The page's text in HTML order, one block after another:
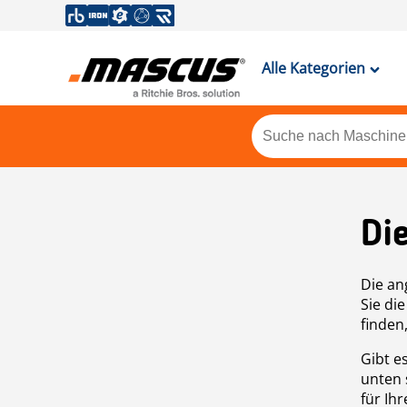
Alle Kategorien
Die
Sie
Gibt
unten
für